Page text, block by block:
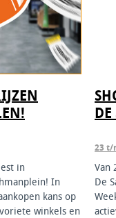
in
In
kans op
winkels en
23 t/
Van
De